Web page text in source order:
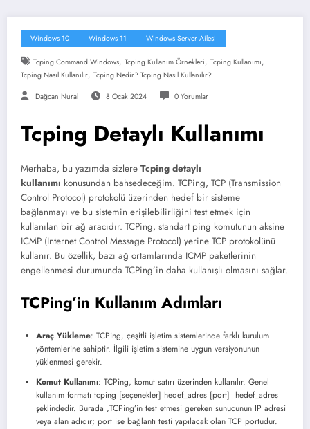
Windows 10 Windows 11 Windows Server Ailesi
Tcping Command Windows, Tcping Kullanım Örnekleri, Tcping Kullanımı,
Tcping Nasıl Kullanılır, Tcping Nedir? Tcping Nasıl Kullanılır?
Dağcan Nural 8 Ocak 2024 0 Yorumlar
Tcping Detaylı Kullanımı
Merhaba, bu yazımda sizlere Tcping detaylı
kullanımı konusundan bahsedeceğim. TCPing, TCP (Transmission
Control Protocol) protokolü üzerinden hedef bir sisteme
bağlanmayı ve bu sistemin erişilebilirliğini test etmek için
kullanılan bir ağ aracıdır. TCPing, standart ping komutunun aksine
ICMP (Internet Control Message Protocol) yerine TCP protokolünü
kullanır. Bu özellik, bazı ağ ortamlarında ICMP paketlerinin
engellenmesi durumunda TCPing’in daha kullanışlı olmasını sağlar.
TCPing’in Kullanım Adımları
Araç Yükleme: TCPing, çeşitli işletim sistemlerinde farklı kurulum
yöntemlerine sahiptir. İlgili işletim sistemine uygun versiyonunun
yüklenmesi gerekir.
Komut Kullanımı: TCPing, komut satırı üzerinden kullanılır. Genel
kullanım formatı tcping [seçenekler] hedef_adres [port] hedef_adres
şeklindedir. Burada ,TCPing’in test etmesi gereken sunucunun IP adresi
veya alan adıdır; port ise bağlantı testi yapılacak olan TCP portudur.